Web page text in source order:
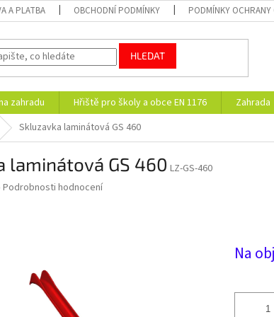
A PLATBA OBCHODNÍ PODMÍNKY PODMÍNKY OCHRANY
HLEDAT
zahradu Hřiště pro školy a obce EN 1176 Zahrada
Skluzavka laminátová GS 460
laminátová GS 460 LZ-GS-460
Podrobnosti hodnocení
Na